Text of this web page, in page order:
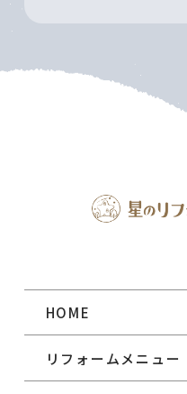
HOME
リフォームメニュー